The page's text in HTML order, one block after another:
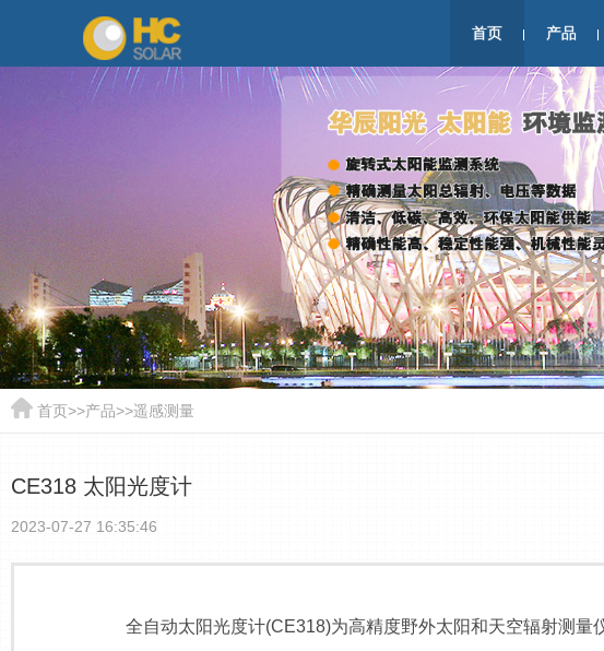
首页 产品
首页>>产品>>遥感测量
CE318 太阳光度计
2023-07-27 16:35:46
全自动太阳光度计(CE318)为高精度野外太阳和天空辐射测量